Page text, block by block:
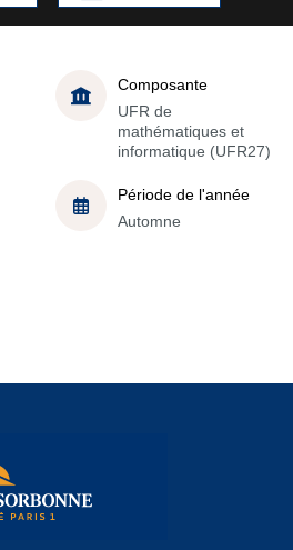
Composante
UFR de
mathématiques et
informatique (UFR27)
Période de l'année
Automne